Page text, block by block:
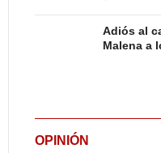
Adiós al
Malena a
OPINIÓN